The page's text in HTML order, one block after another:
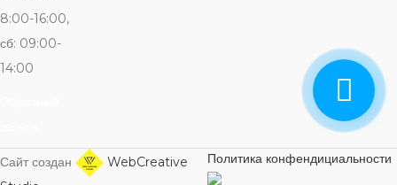
нет
ПОКРЫТИЕ хром
ШИРИНА 170 мм
ВЫСОТА
8:00-16:00,
сб: 09:00-
14:00
Сайт создан
WebCreative
Политика конфендициальности